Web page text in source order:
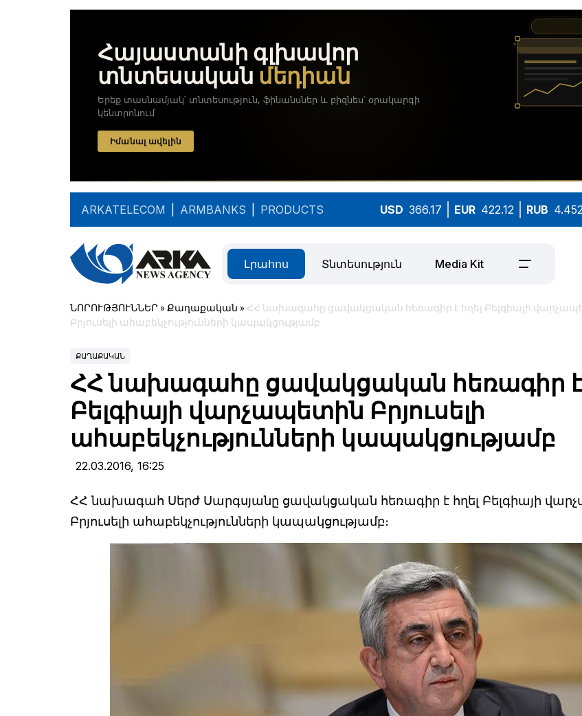
ARKATELECOM ARMBANKS PRODUCTS USD 366.17 EUR 422.12 RUB
Լրահոս Տնտեսություն Media Kit
ՆՈՐՈՒԹՅՈՒՆՆԵՐ » Քաղաքական » ՀՀ նախագահը ցավակցական հեռագիր է հղել Բելգիայի
Բրյուսելի ահաբեկչությունների կապակցությամբ
ՔԱՂԱՔԱԿԱՆ
ՀՀ նախագահը ցավակցական հեռագիր է
Բելգիայի վարչապետին Բրյուսելի
ահաբեկչությունների կապակցությամբ
22.03.2016, 16:25
ՀՀ նախագահ Սերժ Սարգսյանը ցավակցական հեռագիր է հղել Բելգիայի
Բրյուսելի ահաբեկչությունների կապակցությամբ։